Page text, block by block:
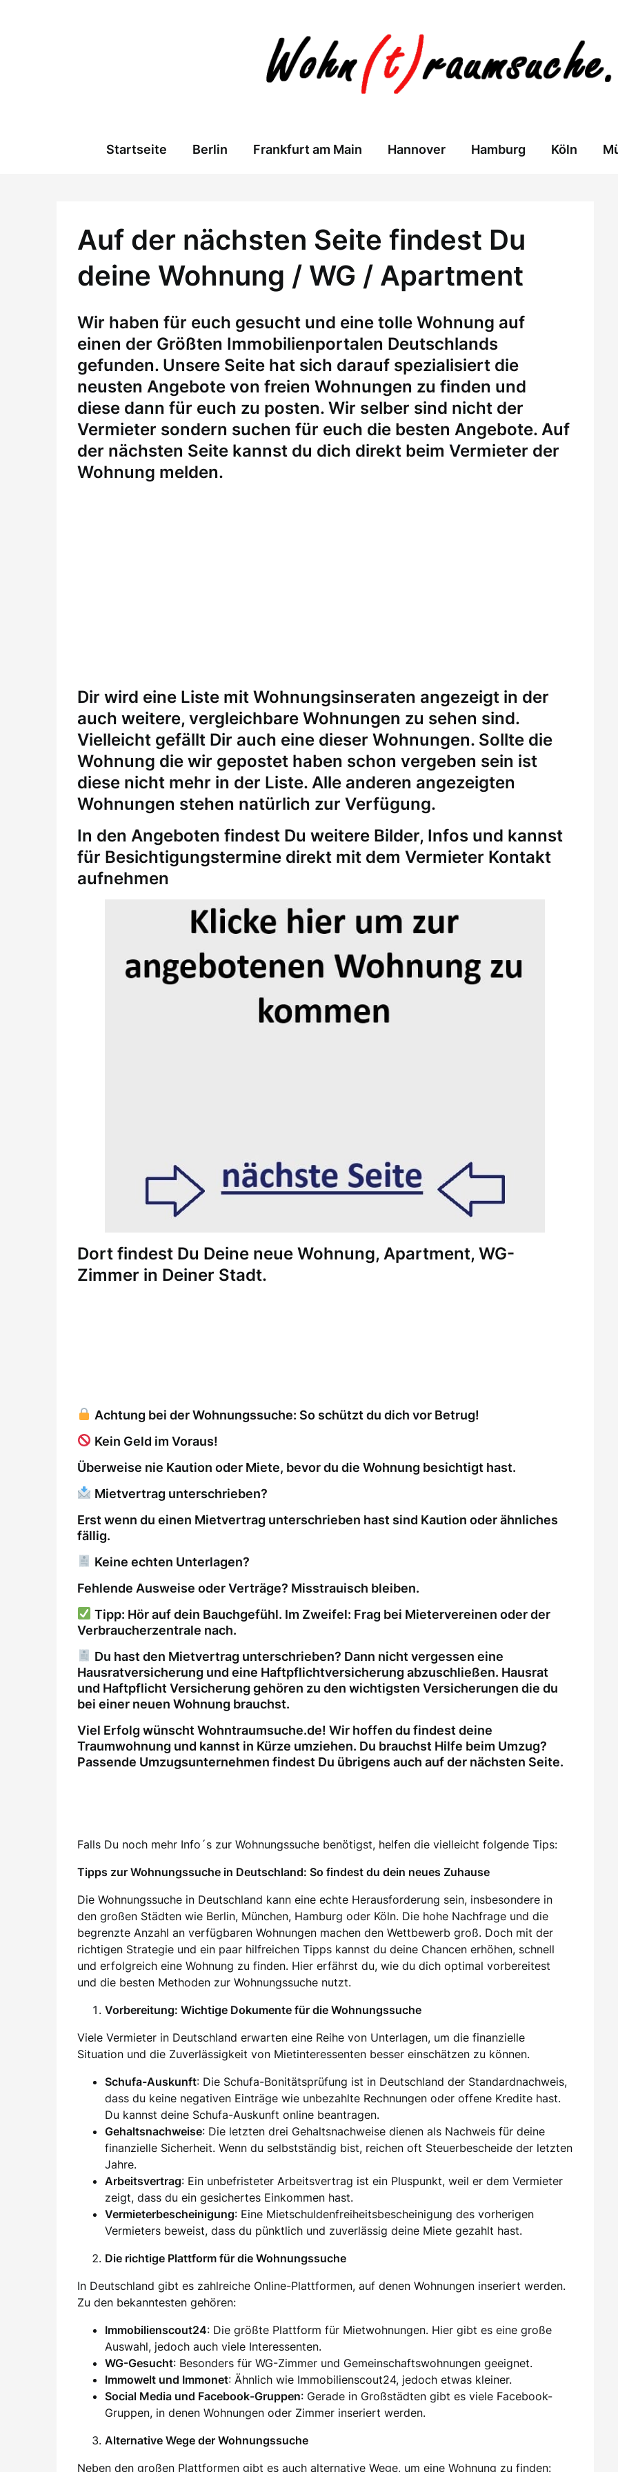
Startseite Berlin Frankfurt am Main Hannover Hamburg Köln
Auf der nächsten Seite findest Du
deine Wohnung / WG / Apartment
Wir haben für euch gesucht und eine tolle Wohnung auf
einen der Größten Immobilienportalen Deutschlands
gefunden. Unsere Seite hat sich darauf spezialisiert die
neusten Angebote von freien Wohnungen zu finden und
diese dann für euch zu posten. Wir selber sind nicht der
Vermieter sondern suchen für euch die besten Angebote. Auf
der nächsten Seite kannst du dich direkt beim Vermieter der
Wohnung melden.
Dir wird eine Liste mit Wohnungsinseraten angezeigt in der
auch weitere, vergleichbare Wohnungen zu sehen sind.
Vielleicht gefällt Dir auch eine dieser Wohnungen. Sollte die
Wohnung die wir gepostet haben schon vergeben sein ist
diese nicht mehr in der Liste. Alle anderen angezeigten
Wohnungen stehen natürlich zur Verfügung.
In den Angeboten findest Du weitere Bilder, Infos und kannst
für Besichtigungstermine direkt mit dem Vermieter Kontakt
aufnehmen
Dort findest Du Deine neue Wohnung, Apartment, WG-
Zimmer in Deiner Stadt.
Achtung bei der Wohnungssuche: So schützt du dich vor Betrug!
Kein Geld im Voraus!
Überweise nie Kaution oder Miete, bevor du die Wohnung besichtigt hast.
Mietvertrag unterschrieben?
Erst wenn du einen Mietvertrag unterschrieben hast sind Kaution oder ähnliches
fällig.
Keine echten Unterlagen?
Fehlende Ausweise oder Verträge? Misstrauisch bleiben.
Tipp: Hör auf dein Bauchgefühl. Im Zweifel: Frag bei Mietervereinen oder der
Verbraucherzentrale nach.
Du hast den Mietvertrag unterschrieben? Dann nicht vergessen eine
Hausratversicherung und eine Haftpflichtversicherung abzuschließen. Hausrat
und Haftpflicht Versicherung gehören zu den wichtigsten Versicherungen die du
bei einer neuen Wohnung brauchst.
Viel Erfolg wünscht Wohntraumsuche.de! Wir hoffen du findest deine
Traumwohnung und kannst in Kürze umziehen. Du brauchst Hilfe beim Umzug?
Passende Umzugsunternehmen findest Du übrigens auch auf der nächsten Seite.
Falls Du noch mehr Info´s zur Wohnungssuche benötigst, helfen die vielleicht folgende Tips:
Tipps zur Wohnungssuche in Deutschland: So findest du dein neues Zuhause
Die Wohnungssuche in Deutschland kann eine echte Herausforderung sein, insbesondere in
den großen Städten wie Berlin, München, Hamburg oder Köln. Die hohe Nachfrage und die
begrenzte Anzahl an verfügbaren Wohnungen machen den Wettbewerb groß. Doch mit der
richtigen Strategie und ein paar hilfreichen Tipps kannst du deine Chancen erhöhen, schnell
und erfolgreich eine Wohnung zu finden. Hier erfährst du, wie du dich optimal vorbereitest
und die besten Methoden zur Wohnungssuche nutzt.
Vorbereitung: Wichtige Dokumente für die Wohnungssuche
Viele Vermieter in Deutschland erwarten eine Reihe von Unterlagen, um die finanzielle
Situation und die Zuverlässigkeit von Mietinteressenten besser einschätzen zu können.
Schufa-Auskunft: Die Schufa-Bonitätsprüfung ist in Deutschland der Standardnachweis,
dass du keine negativen Einträge wie unbezahlte Rechnungen oder offene Kredite hast.
Du kannst deine Schufa-Auskunft online beantragen.
Gehaltsnachweise: Die letzten drei Gehaltsnachweise dienen als Nachweis für deine
finanzielle Sicherheit. Wenn du selbstständig bist, reichen oft Steuerbescheide der letzten
Jahre.
Arbeitsvertrag: Ein unbefristeter Arbeitsvertrag ist ein Pluspunkt, weil er dem Vermieter
zeigt, dass du ein gesichertes Einkommen hast.
Vermieterbescheinigung: Eine Mietschuldenfreiheitsbescheinigung des vorherigen
Vermieters beweist, dass du pünktlich und zuverlässig deine Miete gezahlt hast.
Die richtige Plattform für die Wohnungssuche
In Deutschland gibt es zahlreiche Online-Plattformen, auf denen Wohnungen inseriert werden.
Zu den bekanntesten gehören:
Immobilienscout24: Die größte Plattform für Mietwohnungen. Hier gibt es eine große
Auswahl, jedoch auch viele Interessenten.
WG-Gesucht: Besonders für WG-Zimmer und Gemeinschaftswohnungen geeignet.
Immowelt und Immonet: Ähnlich wie Immobilienscout24, jedoch etwas kleiner.
Social Media und Facebook-Gruppen: Gerade in Großstädten gibt es viele Facebook-
Gruppen, in denen Wohnungen oder Zimmer inseriert werden.
Alternative Wege der Wohnungssuche
Neben den großen Plattformen gibt es auch alternative Wege, um eine Wohnung zu finden: